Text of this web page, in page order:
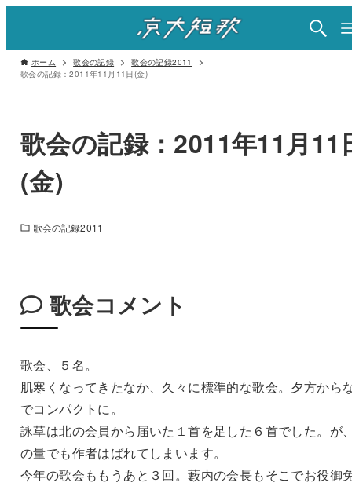
ホーム 歌会の記録
歌会の記録2011
歌会の記録：2011年11月11日(金)
歌会の記録：2011年11月11
(金)
歌会の記録2011
歌会コメント
歌会、５名。
肌寒くなってきたなか、久々に標準的な歌会。夕方から
でコンパクトに。
詠草は北の会員から届いた１首を足した６首でした。が
の量でも作者はばれてしまいます。
今年の歌会ももうあと３回。藪内の会長もそこでお役御